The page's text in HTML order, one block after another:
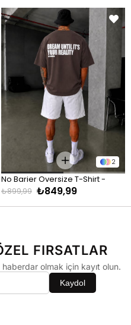
L
BEDEN
30
31
32
36
2
No Barier Oversize T-Shirt -
Kahve
₺849,99
₺899,99
FIRSATLAR
olmak için kayıt olun.
Kaydol